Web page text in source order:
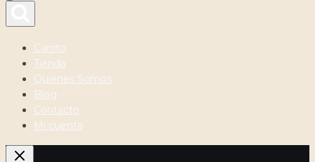
Carrito
Tienda
Quiénes Somos
Blog
Contacto
Mi cuenta